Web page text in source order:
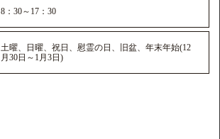
8：30～17：30
土曜、日曜、祝日、慰霊の日、旧盆、年末年始(12
月30日～1月3日)